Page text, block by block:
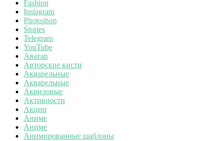
Fashion
Instagram
Photoshop
Stories
Telegram
YouTube
Аватар
Авторские кисти
Акварельные
Акварельные
Акриловые
Активности
Акции
Аниме
Аниме
Анимированные шаблоны